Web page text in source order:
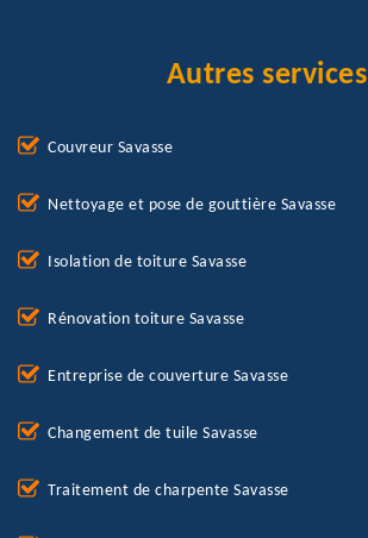
Autres services
Couvreur Savasse
Nettoyage et pose de gouttière Savasse
Isolation de toiture Savasse
Rénovation toiture Savasse
Entreprise de couverture Savasse
Changement de tuile Savasse
Traitement de charpente Savasse